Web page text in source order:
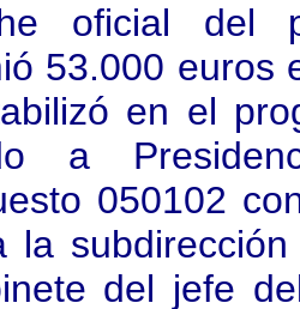
oficial del
53.000 euros
en el
a
050102
la
del jefe